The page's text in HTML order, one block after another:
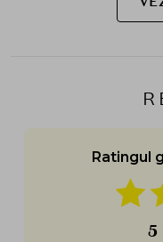
Ratingul
5